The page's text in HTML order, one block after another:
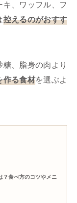
、ワッフル、フ
控えるのがおすす
、脂身の肉より
作る食材を選ぶよ
？食べ方のコツやメニ